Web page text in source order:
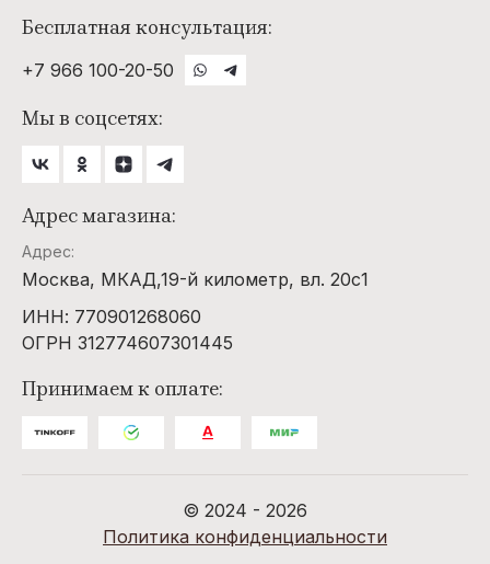
Бесплатная консультация:
+7 966 100-20-50
Мы в соцсетях:
Адрес магазина:
Адрес:
Москва, МКАД,19-й километр, вл. 20с1
ИНН: 770901268060
ОГРН 312774607301445
Принимаем к оплате:
© 2024 - 2026
Политика конфиденциальности